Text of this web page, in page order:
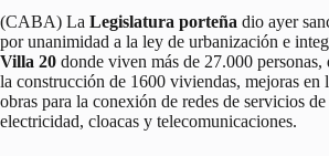
(CABA) La Legislatura porteña dio ayer
por unanimidad a la ley de urbanización e
Villa 20 donde viven más de 27.000 personas,
la construcción de 1600 viviendas, mejoras en
obras para la conexión de redes de servicios de
electricidad, cloacas y telecomunicaciones.